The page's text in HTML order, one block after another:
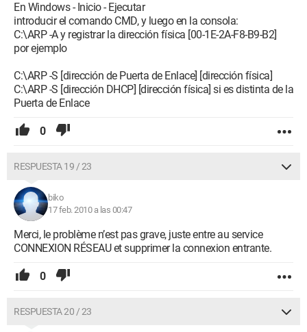
En Windows - Inicio - Ejecutar
introducir el comando CMD, y luego en la consola:
C:\ARP -A y registrar la dirección física [00-1E-2A-F8-B9-B2]
por ejemplo
C:\ARP -S [dirección de Puerta de Enlace] [dirección física]
C:\ARP -S [dirección DHCP] [dirección física] si es distinta de la
Puerta de Enlace
0
RESPUESTA 19 / 23
biko
17 feb. 2010 a las 00:47
Merci, le problème n’est pas grave, juste entre au service
CONNEXION RÉSEAU et supprimer la connexion entrante.
0
RESPUESTA 20 / 23